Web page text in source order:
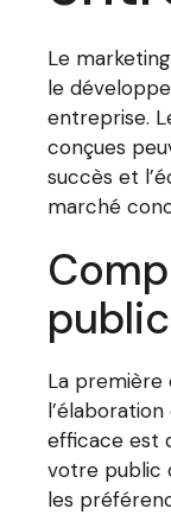
Le
le
entreprise.
conçues
succès et
marché
La première
efficace est
votre public
les